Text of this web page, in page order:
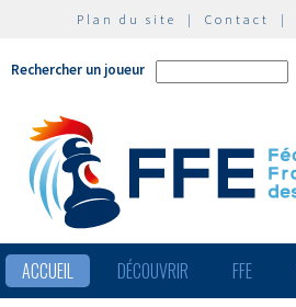
Plan du site | Contact |
Rechercher un joueur
ACCUEIL DÉCOUVRIR FFE